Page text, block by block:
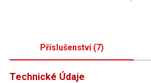
Příslušenství(7)
Technické Údaje